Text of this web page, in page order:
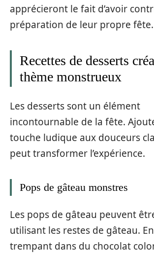
apprécieront le fait d’avoir
préparation de leur propre fête.
Recettes de desserts
thème monstrueux
Les desserts sont un élément
incontournable de la fête.
touche ludique aux douceurs
peut transformer l’expérience.
Pops de gâteau monstres
Les pops de gâteau peuvent
utilisant les restes de gâteau.
trempant dans du chocolat